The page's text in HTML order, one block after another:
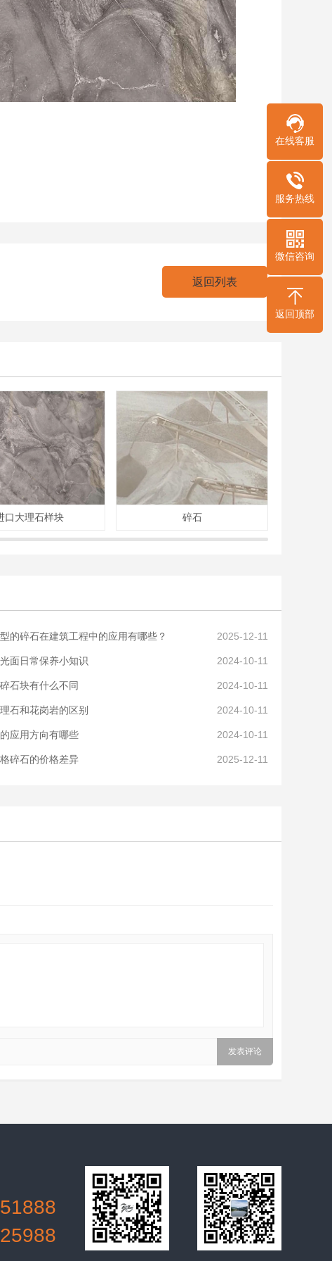
返回列表
口大理石样块 碎石
的碎石在建筑工程中的应用有哪些？ 2025-12-11
面日常保养小知识 2024-10-11
石块有什么不同 2024-10-11
石和花岗岩的区别 2024-10-11
应用方向有哪些 2024-10-11
碎石的价格差异 2025-12-11
在线客服
服务热线
微信咨询
返回顶部